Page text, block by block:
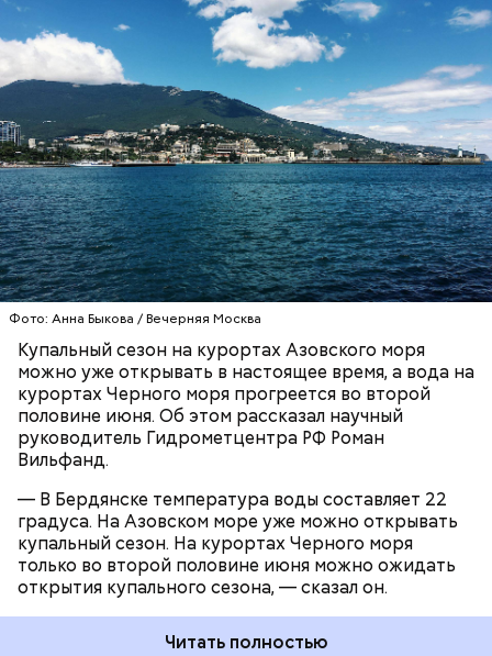
Фото: Анна Быкова / Вечерняя Москва
Купальный сезон на курортах Азовского моря
можно уже открывать в настоящее время, а вода на
курортах Черного моря прогреется во второй
половине июня. Об этом рассказал научный
руководитель Гидрометцентра РФ Роман
Вильфанд.
— В Бердянске температура воды составляет 22
градуса. На Азовском море уже можно открывать
купальный сезон. На курортах Черного моря
только во второй половине июня можно ожидать
открытия купального сезона, — сказал он.
Синоптик отметил, что в Сочи, Феодосии, Алуште,
Ялте вода пока прогрелась лишь до 17 градусов
тепла, в Туапсе — до 18 градусов, а в Евпатории —
до 19 градусов.
Читать полностью
ЧЕРНОЕ МОРЕ
ПОГОДА
КУПАЛЬНЫЙ СЕЗОН